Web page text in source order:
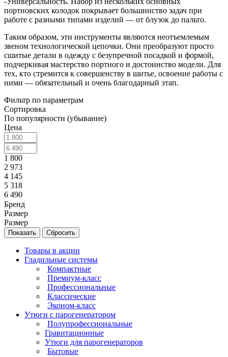
портновских колодок покрывает большинство задач при
работе с разными типами изделий — от блузок до пальто.
Таким образом, эти инструменты являются неотъемлемым
звеном технологической цепочки. Они преобразуют просто
сшитые детали в одежду с безупречной посадкой и формой,
подчеркивая мастерство портного и достоинство модели. Для
тех, кто стремится к совершенству в шитье, освоение работы с
ними — обязательный и очень благодарный этап.
Фильтр по параметрам
Сортировка
По популярности (убывание)
Цена
1 800
2 973
4 145
5 318
6 490
Бренд
Размер
Размер
Сбросить
Товары в акции
Гладильные системы
Компактные
Премиум-класс
Профессиональные
Классические
Эконом-класс
Утюги с парогенератором
Полупрофессиональные
Гравитационные
Утюги для парогенераторов
Бытовые